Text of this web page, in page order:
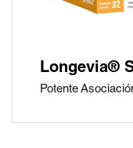
Longevia®
Potente